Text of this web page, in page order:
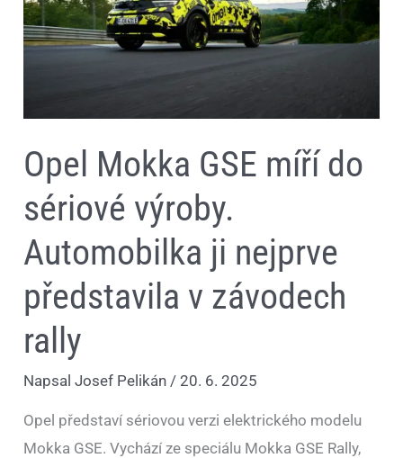
Opel Mokka GSE míří do
sériové výroby.
Automobilka ji nejprve
představila v závodech
rally
NapsalJosef Pelikán /20. 6. 2025
Opel představí sériovou verzi elektrického modelu
Mokka GSE. Vychází ze speciálu Mokka GSE Rally,
ji
nejprve
představila